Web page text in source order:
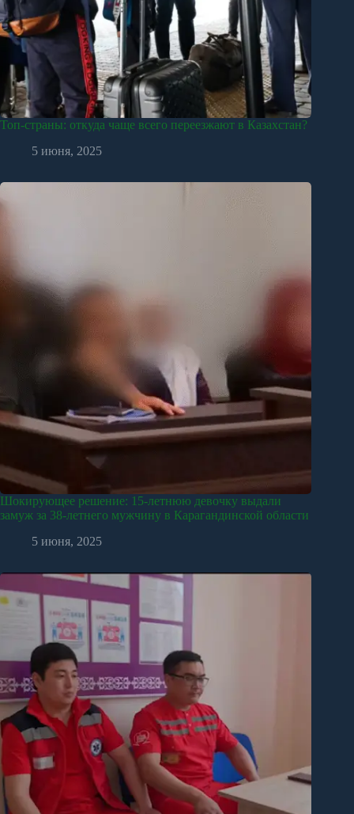
Топ-страны: откуда чаще всего переезжают в Казахстан?
5 июня, 2025
Шокирующее решение: 15-летнюю девочку выдали
замуж за 38-летнего мужчину в Карагандинской области
5 июня, 2025